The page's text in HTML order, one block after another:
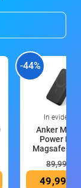
-44%
In evidenza
Anker
Power
Magsafe
89,99 €
49,99 €